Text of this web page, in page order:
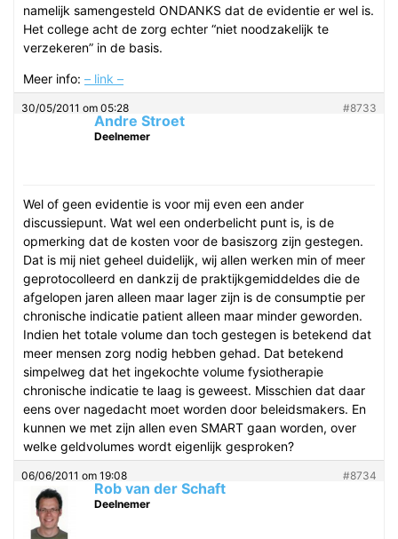
namelijk samengesteld ONDANKS dat de evidentie er wel is.
Het college acht de zorg echter “niet noodzakelijk te
verzekeren” in de basis.
Meer info: – link –
30/05/2011 om 05:28 #8733
Andre Stroet
Deelnemer
Wel of geen evidentie is voor mij even een ander
discussiepunt. Wat wel een onderbelicht punt is, is de
opmerking dat de kosten voor de basiszorg zijn gestegen.
Dat is mij niet geheel duidelijk, wij allen werken min of meer
geprotocolleerd en dankzij de praktijkgemiddeldes die de
afgelopen jaren alleen maar lager zijn is de consumptie per
chronische indicatie patient alleen maar minder geworden.
Indien het totale volume dan toch gestegen is betekend dat
meer mensen zorg nodig hebben gehad. Dat betekend
simpelweg dat het ingekochte volume fysiotherapie
chronische indicatie te laag is geweest. Misschien dat daar
eens over nagedacht moet worden door beleidsmakers. En
kunnen we met zijn allen even SMART gaan worden, over
welke geldvolumes wordt eigenlijk gesproken?
06/06/2011 om 19:08 #8734
Rob van der Schaft
Deelnemer